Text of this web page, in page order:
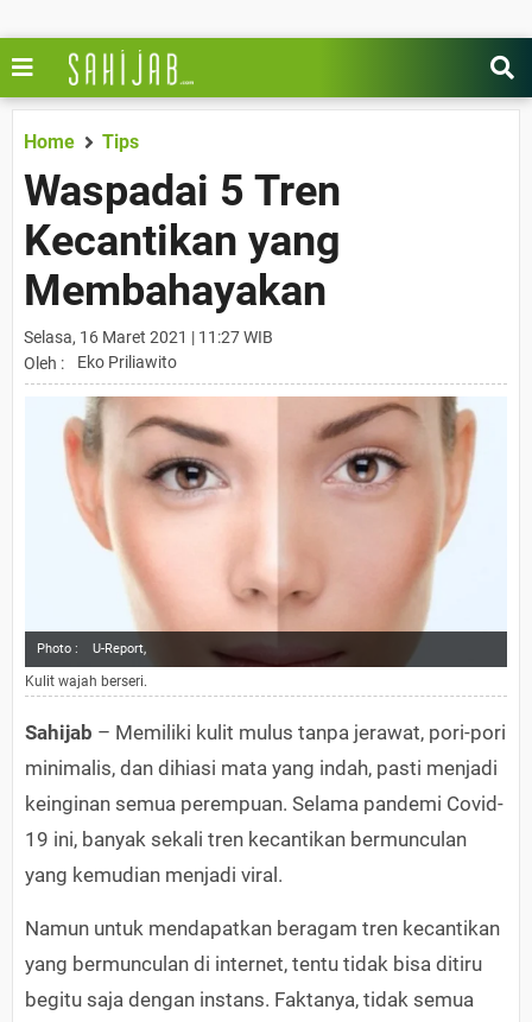
Home Tips
Waspadai 5 Tren
Kecantikan yang
Membahayakan
Selasa, 16 Maret 2021 | 11:27 WIB
Oleh :
Eko Priliawito
Photo : U-Report,
Kulit wajah berseri.
Sahijab – Memiliki kulit mulus tanpa jerawat, pori-pori
minimalis, dan dihiasi mata yang indah, pasti menjadi
keinginan semua perempuan. Selama pandemi Covid-
19 ini, banyak sekali tren kecantikan bermunculan
yang kemudian menjadi viral.
Namun untuk mendapatkan beragam tren kecantikan
yang bermunculan di internet, tentu tidak bisa ditiru
begitu saja dengan instans. Faktanya, tidak semua